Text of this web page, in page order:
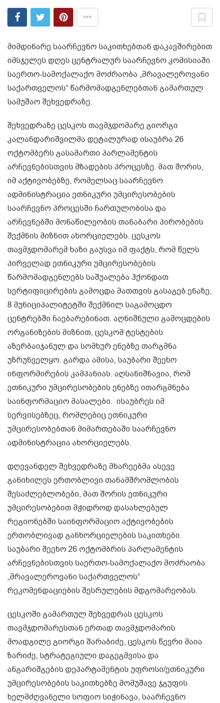
მიმდინარე საარჩევნო საკითხებთან დაკავშირებით
იმსჯელეს დღეს ცენტრალურ საარჩევნო კომისიაში
საერთო-სამოქალაქო მოძრაობა „მრავალეროვანი
საქართველოს“ წარმომადგენლებთან გამართულ
სამუშაო შეხვედრაზე.
შეხვედრაზე ცესკოს თავმჯდომარე გიორგი
კალანდარიშვილმა დეტალურად ისაუბრა 26
ოქტომბერს გასამართი პარლამენტის
არჩევნებისთვის მზადების პროცესზე. მათ შორის,
იმ აქტივობებზე, რომელსაც საარჩევნო
ადმინისტრაცია ეთნიკური უმცირესობების
საარჩევნო პროცესში ჩართულობისა და
არჩევნებში მონაწილეობის თანაბარი პირობების
შექმნის მიზნით ახორციელებს. ცესკოს
თავმჯდომარემ ხაზი გაუსვა იმ ფაქტს, რომ წელს
პირველად ეთნიკური უმცირესობების
წარმომადგენლებს საშუალება ჰქონდათ
სერტიფიცირების გამოცდა მათთვის გასაგებ ენაზე,
8 მუნიციპალიტეტში შექმნილ საგამოცდო
ცენტრებში ჩაებარებინათ. აღნიშნული გამოცდების
ორგანიზების მიზნით, ცესკომ ტესტების
აზერბაიჯანულ და სომხურ ენებზე თარგმნა
უზრუნველყო. გარდა ამისა, საუბარი შეეხო
ინფორმირების კამპანიას. აღსანიშნავია, რომ
ეთნიკური უმცირესობების ენებზე ითარგმნება
საინფორმაციო მასალები. ისაუბრეს იმ
სერვისებზეც, რომლებიც ეთნიკური
უმცირესობებთან მიმართებაში საარჩევნო
ადმინისტრაცია ახორციელებს.
დღევანდელ შეხვედრაზე მხარეებმა ასევე
განიხილეს ერთობლივი თანამშრომლობის
შესაძლებლობები, მათ შორის ეთნიკური
უმცირესობებით მჭიდროდ დასახლებულ
რეგიონებში საინფორმაციო აქტივობების
ერთობლივად განხორციელების საკითხები.
საუბარი შეეხო 26 ოქტომბრის პარლამენტის
არჩევნებისთვის საერთო-სამოქალაქო მოძრაობა
„მრავალეროვანი საქართველოს“
რეკომენდაციების შესრულების მდგომარეობას.
ცესკოში გამართულ შეხვედრას ცესკოს
თავმჯდომარესთან ერთად თავმჯდომარის
მოადგილე გიორგი შარაბიძე, ცესკოს წევრი მაია
ზარიძე, სტრატეგიული დაგეგმვისა და
ანგარიშგების დეპარტამენტის უფროსი/ეთნიკური
უმცირესობების საკითხებზე მომუშავე ჯგუფის
ხელმძღვანელი სოფიო სიჭინავა, საარჩევნო